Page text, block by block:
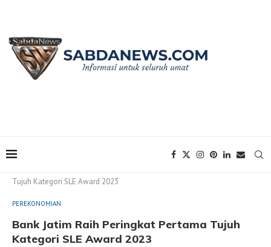
Tujuh Kategori SLE Award 2023
PEREKONOMIAN
Bank Jatim Raih Peringkat Pertama Tujuh
Kategori SLE Award 2023